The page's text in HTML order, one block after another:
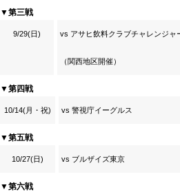
▼第三戦
9/29(日) vs アサヒ飲料クラブチャレンジャ
（関西地区開催）
▼第四戦
10/14(月・祝) vs 警視庁イーグルス
▼第五戦
10/27(日) vs ブルザイズ東京
▼第六戦